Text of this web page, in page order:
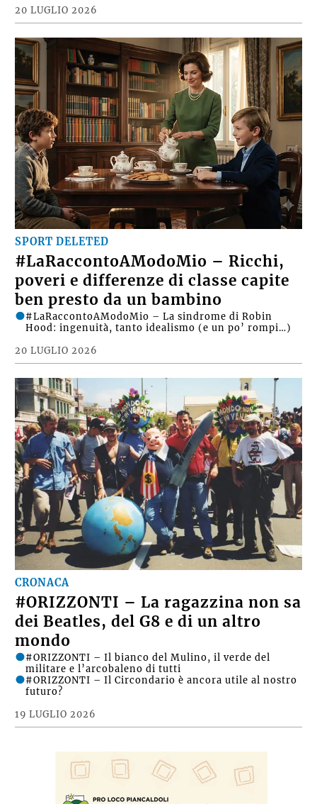
20 LUGLIO 2026
SPORT DELETED
#LaRaccontoAModoMio – Ricchi,
poveri e differenze di classe capite
ben presto da un bambino
20 LUGLIO 2026
#LaRaccontoAModoMio – La sindrome di Robin
Hood: ingenuità, tanto idealismo (e un po’ rompi…)
CRONACA
#ORIZZONTI – La ragazzina non sa
dei Beatles, del G8 e di un altro
mondo
19 LUGLIO 2026
#ORIZZONTI – Il bianco del Mulino, il verde del
militare e l’arcobaleno di tutti
#ORIZZONTI – Il Circondario è ancora utile al nostro
futuro?